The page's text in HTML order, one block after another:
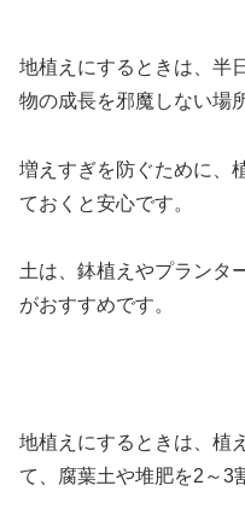
地植えにするときは、半
物の成長を邪魔しない場
増えすぎを防ぐために、
ておくと安心です。
土は、鉢植えやプランタ
がおすすめです。
地植えにするときは、植
て、腐葉土や堆肥を2～3